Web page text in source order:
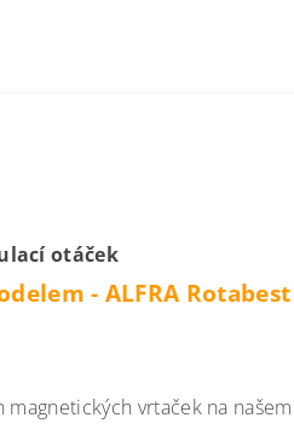
otáček
- ALFRA Rotabest
vrtaček na